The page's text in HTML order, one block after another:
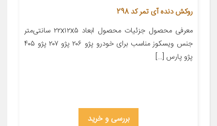
روکش دنده آی تمر کد 298
معرفی محصول جزئیات محصول ابعاد ۲۲x۱۲x۵ سانتی‌متر
جنس ویسکوز مناسب برای خودرو پژو ۲۰۶ پژو ۲۰۷ پژو ۴۰۵
پژو پارس […]
بررسی و خرید